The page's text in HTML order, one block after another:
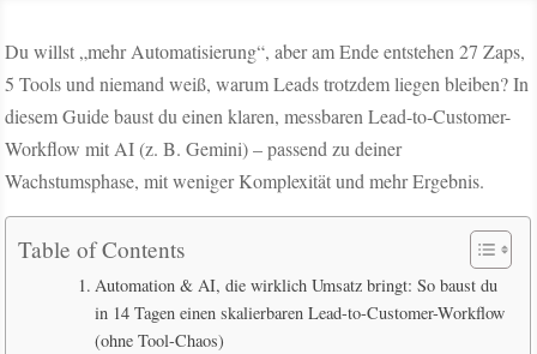
Du willst „mehr Automatisierung“, aber am Ende entstehen 27 Zaps,
5 Tools und niemand weiß, warum Leads trotzdem liegen bleiben? In
diesem Guide baust du einen klaren, messbaren Lead-to-Customer-
Workflow mit AI (z. B. Gemini) – passend zu deiner
Wachstumsphase, mit weniger Komplexität und mehr Ergebnis.
Table of Contents
Automation & AI, die wirklich Umsatz bringt: So baust du
in 14 Tagen einen skalierbaren Lead-to-Customer-Workflow
(ohne Tool-Chaos)